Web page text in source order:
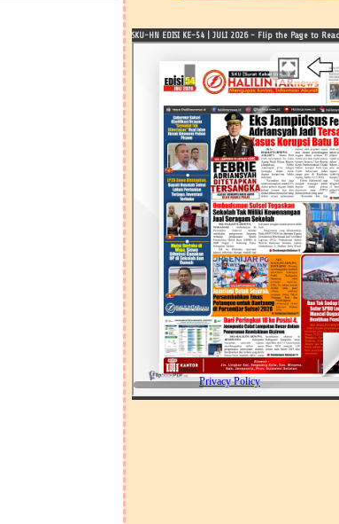
SKU-HN EDISI KE-54 | JULI 2026 - Flip the Page to